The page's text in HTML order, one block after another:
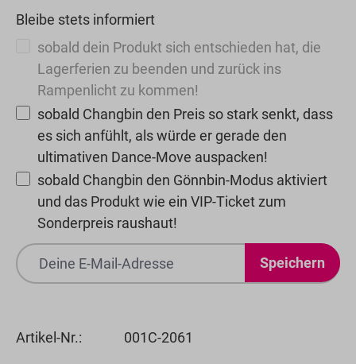
Bleibe stets informiert
sobald dein Produkt sich entschieden hat, die
Lagerferien zu beenden und zurück ins
Rampenlicht zu kommen!
sobald Changbin den Preis so stark senkt, dass
es sich anfühlt, als würde er gerade den
ultimativen Dance-Move auspacken!
sobald Changbin den Gönnbin-Modus aktiviert
und das Produkt wie ein VIP-Ticket zum
Sonderpreis raushaut!
Speichern
Artikel-Nr.: 001C-2061